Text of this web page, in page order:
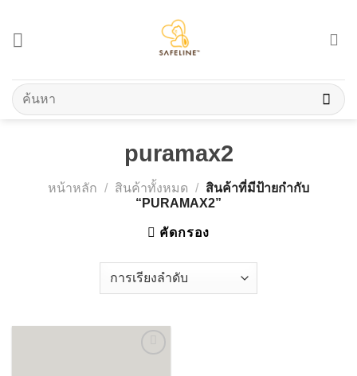
content
ค้นหา:
puramax2
หน้าหลัก / สินค้าทั้งหมด /
สินค้าที่มีป้ายกำกับ
“PURAMAX2”
คัดกรอง